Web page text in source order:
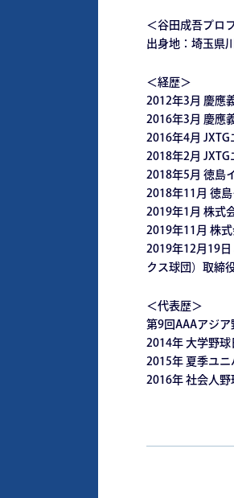
＜谷田成吾プロ
出身地：埼玉県
＜経歴＞
2012年3月 慶應
2016年3月 慶應
2016年4月 JXTG
2018年2月
2018年5月 徳島
2018年11月 徳
2019年1月 株式
2019年11月 株
2019年12月19
クス球団）取締
＜代表歴＞
第9回AAAアジ
2014年 大学野球
2015年 夏季ユ
2016年 社会人野